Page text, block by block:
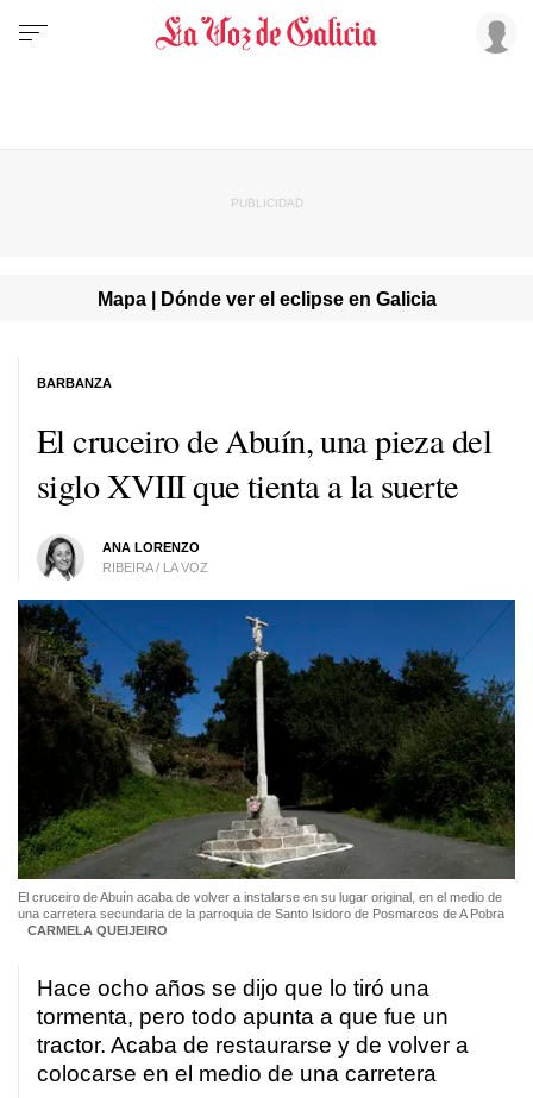
Mapa | Dónde ver el eclipse en Galicia
El cruceiro de Abuín, una pieza del
siglo XVIII que tienta a la suerte
ANA LORENZO
RIBEIRA / LA VOZ
BARBANZA
El cruceiro de Abuín acaba de volver a instalarse en su lugar original, en el medio de
una carretera secundaria de la parroquia de Santo Isidoro de Posmarcos de A Pobra
CARMELA QUEIJEIRO
Hace ocho años se dijo que lo tiró una
tormenta, pero todo apunta a que fue un
tractor. Acaba de restaurarse y de volver a
colocarse en el medio de una carretera